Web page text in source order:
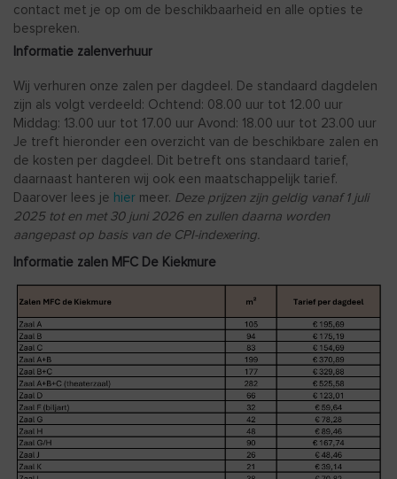
contact met je op om de beschikbaarheid en alle opties te
bespreken.
Informatie zalenverhuur
Wij verhuren onze zalen per dagdeel. De standaard dagdelen
zijn als volgt verdeeld: Ochtend: 08.00 uur tot 12.00 uur
Middag: 13.00 uur tot 17.00 uur Avond: 18.00 uur tot 23.00 uur
Je treft hieronder een overzicht van de beschikbare zalen en
de kosten per dagdeel. Dit betreft ons standaard tarief,
daarnaast hanteren wij ook een maatschappelijk tarief.
Daarover lees je hier meer. Deze prijzen zijn geldig vanaf 1 juli
2025 tot en met 30 juni 2026 en zullen daarna worden
aangepast op basis van de CPI-indexering.
Informatie zalen MFC De Kiekmure